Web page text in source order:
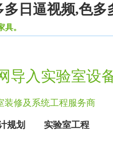
日逼视频,色多
导入实验室设
装修及系统工程服务商
规划 实验室工程